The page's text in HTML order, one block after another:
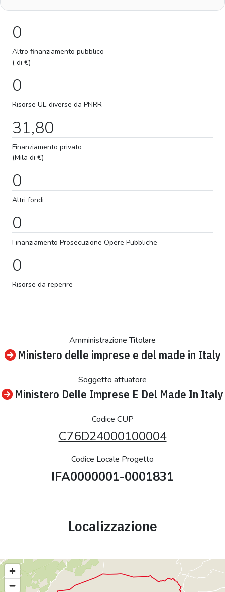
0
Altro finanziamento pubblico
( di €)
0
Risorse UE diverse da PNRR
31,80
Finanziamento privato
(Mila di €)
0
Altri fondi
0
Finanziamento Prosecuzione Opere Pubbliche
0
Risorse da reperire
Amministrazione Titolare
Ministero delle imprese e del made in Italy
Soggetto attuatore
Ministero Delle Imprese E Del Made In Italy
Codice CUP
C76D24000100004
Codice Locale Progetto
IFA0000001-0001831
Localizzazione